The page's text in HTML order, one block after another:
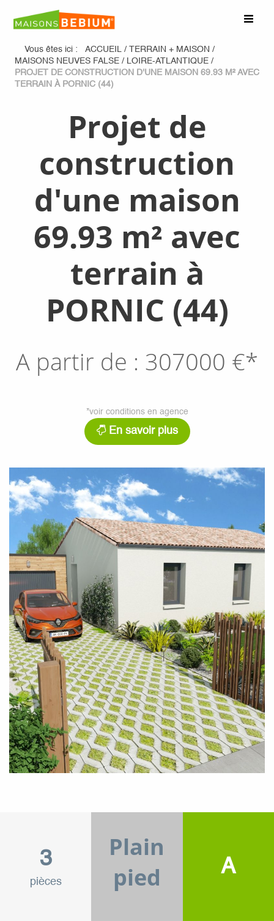
Vous êtes ici : ACCUEIL / TERRAIN + MAISON /
MAISONS NEUVES FALSE / LOIRE-ATLANTIQUE /
PROJET DE CONSTRUCTION D'UNE MAISON 69.93 M² AVEC
TERRAIN À PORNIC (44)
Projet de
construction
d'une maison
69.93 m² avec
terrain à
PORNIC (44)
A partir de : 307000 €*
*voir conditions en agence
En savoir plus
3
pièces
Plain
pied
A